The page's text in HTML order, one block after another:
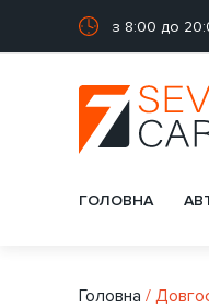
з 8:00 до
ГОЛОВНА
Головна /